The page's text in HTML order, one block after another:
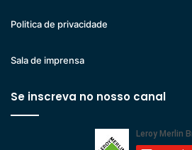
Politica de privacidade
Sala de imprensa
Se inscreva no nosso canal